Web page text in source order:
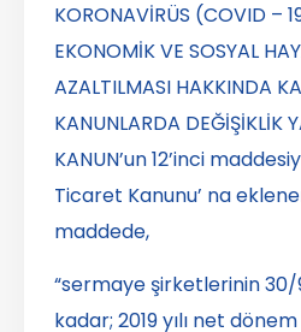
KORONAVİRÜS (COVID –
EKONOMİK VE SOSYAL
AZALTILMASI HAKKINDA
KANUNLARDA DEĞİŞİKLİK
KANUN’un 12’inci
Ticaret Kanunu’ na
maddede,
“sermaye şirketlerinin
kadar; 2019 yılı net